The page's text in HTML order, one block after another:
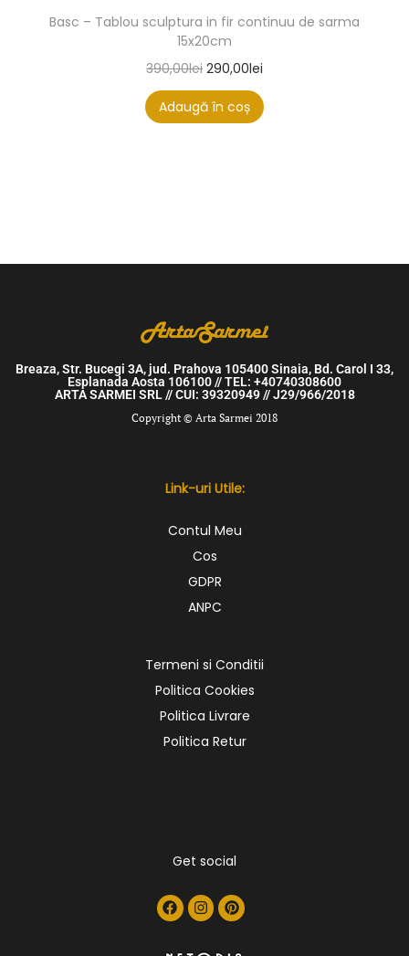
Basc – Tablou sculptura in fir continuu de sarma
15x20cm
390,00lei 290,00lei
Adaugă în coș
Breaza, Str. Bucegi 3A, jud. Prahova 105400 Sinaia, Bd. Carol I 33,
Esplanada Aosta 106100 // TEL: +40740308600
ARTA SARMEI SRL // CUI: 39320949 // J29/966/2018
Copyright © Arta Sarmei 2018
Link-uri Utile:
Contul Meu
Cos
GDPR
ANPC
Termeni si Conditii
Politica Cookies
Politica Livrare
Politica Retur
Get social